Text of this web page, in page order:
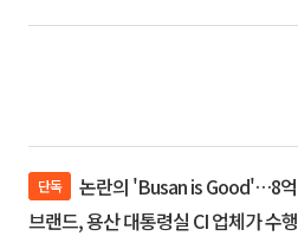
단독
브랜드, 용산 대통령실 CI 업체가 수행